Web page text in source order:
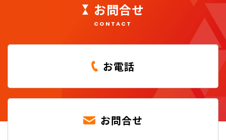
お問合せ
CONTACT
お電話
お問合せ